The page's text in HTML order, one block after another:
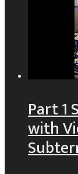
Part 1
with